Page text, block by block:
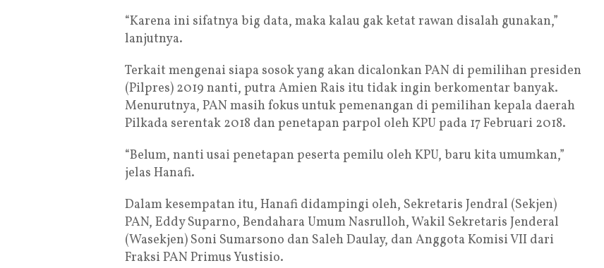
“Karena ini sifatnya big data, maka kalau gak ketat rawan disalah gunakan,”
lanjutnya.
Terkait mengenai siapa sosok yang akan dicalonkan PAN di pemilihan presiden
(Pilpres) 2019 nanti, putra Amien Rais itu tidak ingin berkomentar banyak.
Menurutnya, PAN masih fokus untuk pemenangan di pemilihan kepala daerah
Pilkada serentak 2018 dan penetapan parpol oleh KPU pada 17 Februari 2018.
“Belum, nanti usai penetapan peserta pemilu oleh KPU, baru kita umumkan,”
jelas Hanafi.
Dalam kesempatan itu, Hanafi didampingi oleh, Sekretaris Jendral (Sekjen)
PAN, Eddy Suparno, Bendahara Umum Nasrulloh, Wakil Sekretaris Jenderal
(Wasekjen) Soni Sumarsono dan Saleh Daulay, dan Anggota Komisi VII dari
Fraksi PAN Primus Yustisio.